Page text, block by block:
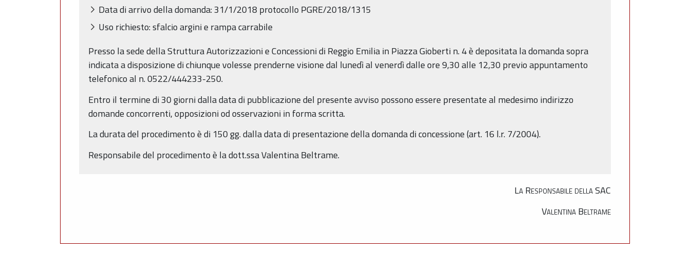
Data di arrivo della domanda: 31/1/2018 protocollo PGRE/2018/1315
Uso richiesto: sfalcio argini e rampa carrabile
Presso la sede della Struttura Autorizzazioni e Concessioni di Reggio Emilia in Piazza Gioberti n. 4 è depositata la domanda sopra
indicata a disposizione di chiunque volesse prenderne visione dal lunedì al venerdì dalle ore 9,30 alle 12,30 previo appuntamento
telefonico al n. 0522/444233-250.
Entro il termine di 30 giorni dalla data di pubblicazione del presente avviso possono essere presentate al medesimo indirizzo
domande concorrenti, opposizioni od osservazioni in forma scritta.
La durata del procedimento è di 150 gg. dalla data di presentazione della domanda di concessione (art. 16 l.r. 7/2004).
Responsabile del procedimento è la dott.ssa Valentina Beltrame.
La Responsabile della SAC
Valentina Beltrame